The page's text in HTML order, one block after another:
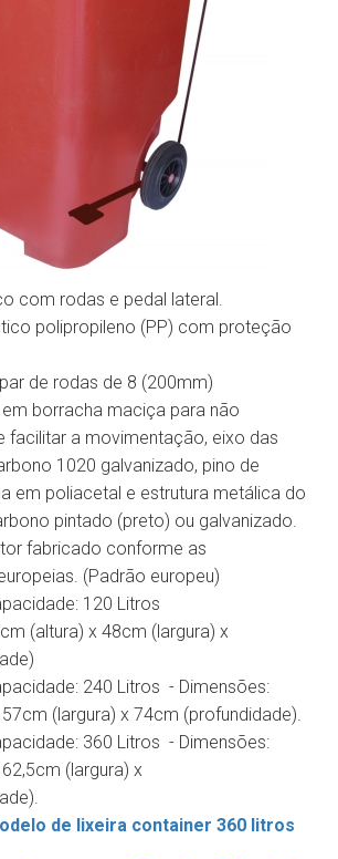
com rodas e pedal lateral.
polipropileno (PP) com proteção
de rodas de 8 (200mm)
borracha maciça para não
facilitar a movimentação, eixo das
1020 galvanizado, pino de
em poliacetal e estrutura metálica do
pintado (preto) ou galvanizado.
fabricado conforme as
(Padrão europeu)
120 Litros
(altura) x 48cm (largura) x
240 Litros - Dimensões:
(largura) x 74cm (profundidade).
360 Litros - Dimensões:
(largura) x
de lixeira container 360 litros